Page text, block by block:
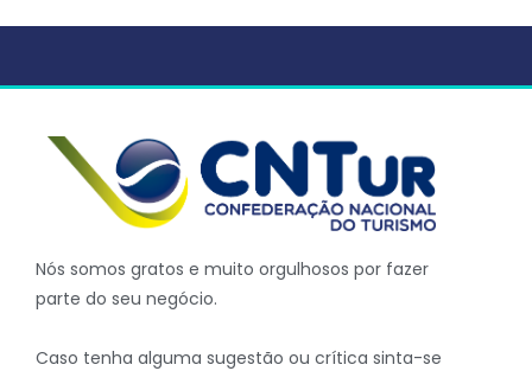
Nós somos gratos e muito orgulhosos por fazer
parte do seu negócio.
Caso tenha alguma sugestão ou crítica sinta-se